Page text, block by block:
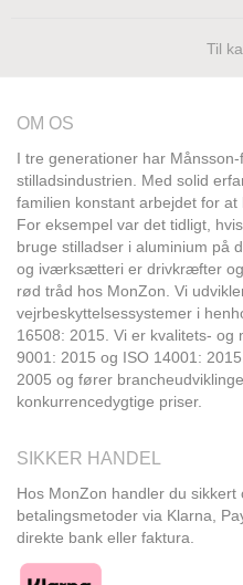
Til
OM OS
I tre generationer har
stilladsindustrien. Med solid
familien konstant arbejdet for
For eksempel var det tidligt,
bruge stilladser i aluminium på
og iværksætteri er drivkræfter
rød tråd hos MonZon. Vi
vejrbeskyttelsessystemer i
16508: 2015. Vi er kvalitets- og
9001: 2015 og ISO 14001:
2005 og fører
konkurrencedygtige priser.
SIKKER HANDEL
Hos MonZon handler du sikkert
betalingsmetoder via Klarna,
direkte bank eller faktura.